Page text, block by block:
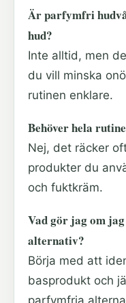
Är parfymfri
hud?
Inte alltid, men
du vill minska
rutinen enklare.
Behöver hela
Nej, det räcker
produkter du
och fuktkräm.
Vad gör jag om
alternativ?
Börja med att
basprodukt och
parfymfria